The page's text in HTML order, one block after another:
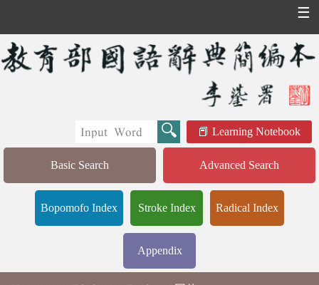
☰
Learning Notebook
Basic Search Advanced Search
Bopomofo Index Stroke Index Radical Index
Appendix